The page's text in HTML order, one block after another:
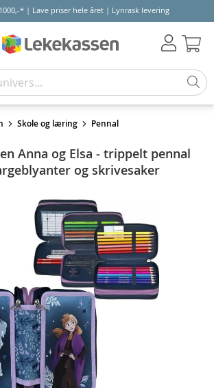
* | Lave priser hele året | Lynrask levering
Skole og læring Pennal
Anna og Elsa - trippelt pennal
og skrivesaker